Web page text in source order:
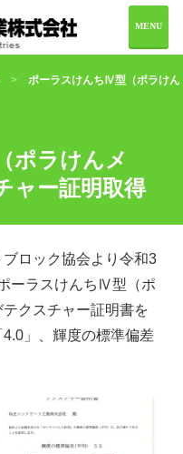
MENU
施工実績
2216
ポーラスけんちⅣ型（ポラけん
ポラけんメ
ャー証明取得
ブロック協会より令和3
ーラスけんちⅣ型（ポ
クスチャー証明書を
」、輝度の標準偏差